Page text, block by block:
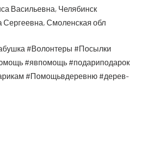
Васи­льев­на, Челябинск
Сер­ге­ев­на, Смо­лен­ская обл
#Волон­те­ры #Посыл­ки
#явпо­мощь #пода­ри­по­да­рок
#Помо­щь­в­де­рев­ню #дерев­